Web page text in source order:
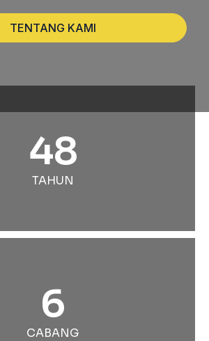
TENTANG KAMI
48
TAHUN
6
CABANG